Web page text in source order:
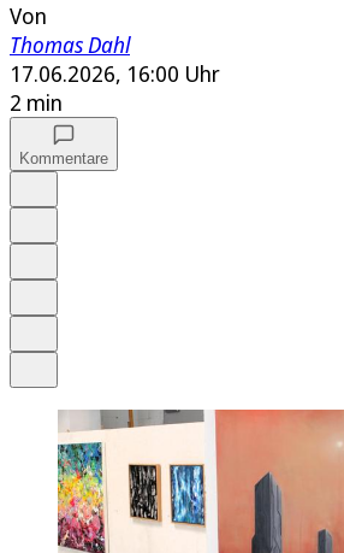
Von
Thomas Dahl
17.06.2026, 16:00 Uhr
2 min
Kommentare